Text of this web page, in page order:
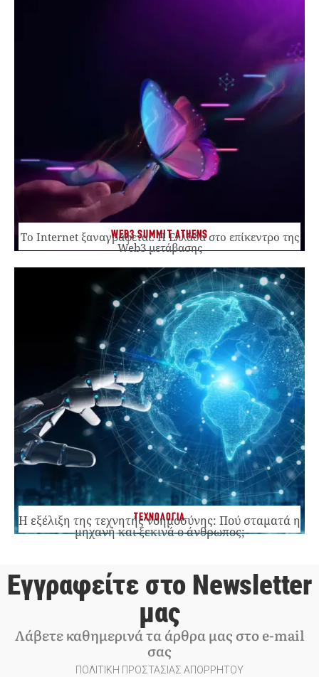
WEB3 SUMMIT ATHENS
Το Internet ξαναγράφεται. Η Ελλάδα στο επίκεντρο της
Web3 μετάβασης
ΤΕΧΝΟΛΟΓΙΑ
Η εξέλιξη της τεχνητής νοημοσύνης: Πού σταματά η
μηχανή και ξεκινά ο άνθρωπος;
Εγγραφείτε στο Newsletter
μας
Λάβετε καθημερινά τα άρθρα μας στο e-mail
σας
ΠΟΛΙΤΙΚΗ ΠΡΟΣΤΑΣΙΑΣ ΑΠΟΡΡΗΤΟΥ